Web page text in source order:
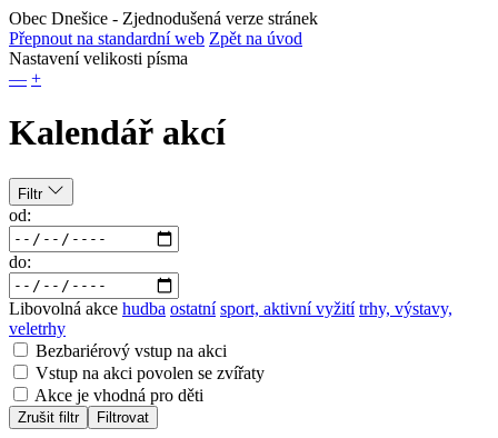
Obec Dnešice - Zjednodušená verze stránek
Přepnout na standardní web Zpět na úvod
Nastavení velikosti písma
— +
Kalendář akcí
Filtr
od:
do:
Libovolná akce hudba ostatní sport, aktivní vyžití trhy, výstavy,
veletrhy
Bezbariérový vstup na akci
Vstup na akci povolen se zvířaty
Akce je vhodná pro děti
Zrušit filtr Filtrovat